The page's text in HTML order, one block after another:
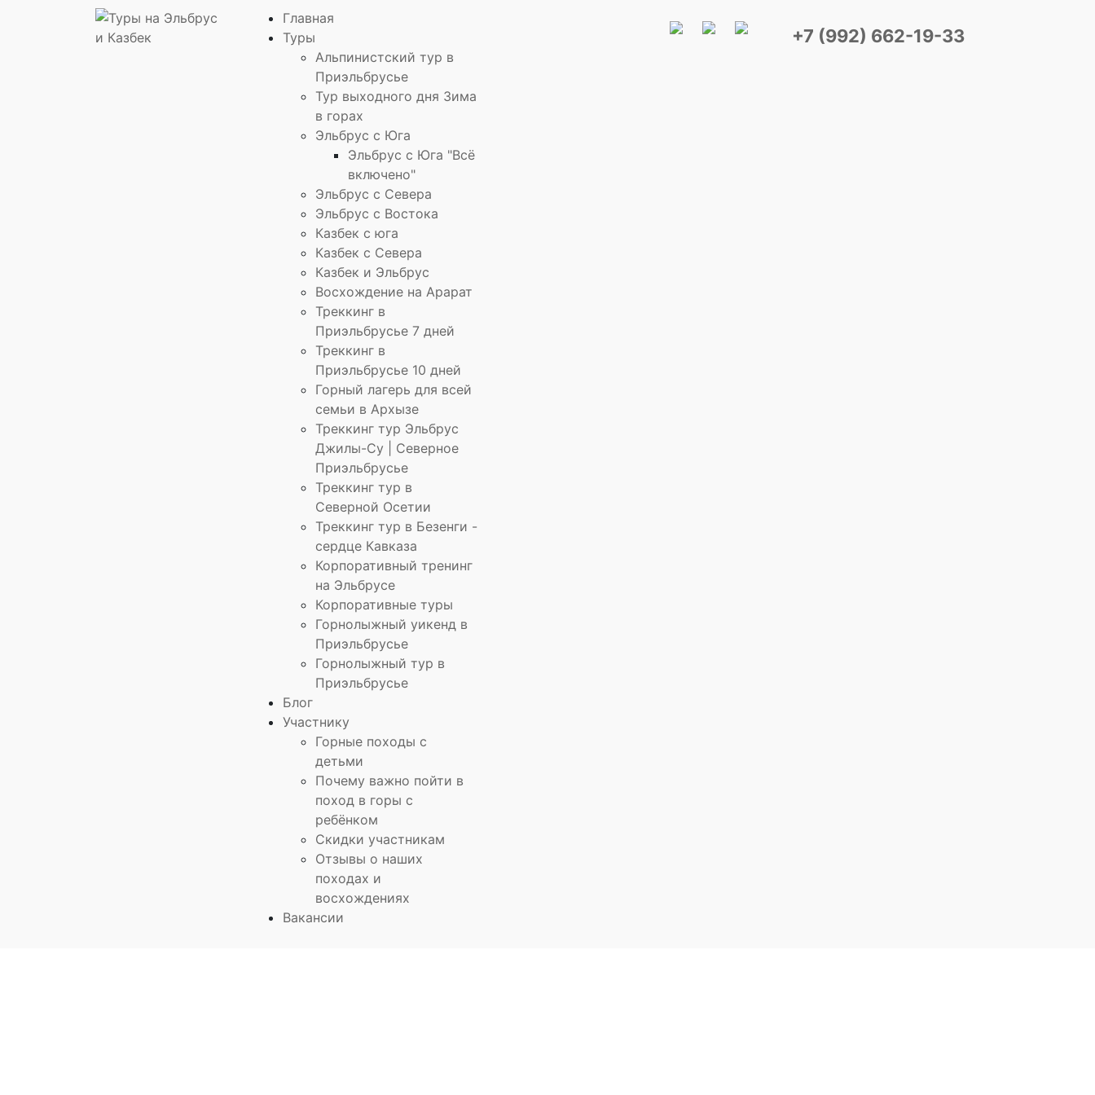
Главная
Туры
Альпинистский тур в
Приэльбрусье
Тур выходного дня Зима
в горах
Эльбрус с Юга
Эльбрус с Юга "Всё
включено"
Эльбрус с Севера
Эльбрус с Востока
Казбек с юга
Казбек с Севера
Казбек и Эльбрус
Восхождение на Арарат
Треккинг в
Приэльбрусье 7 дней
Треккинг в
Приэльбрусье 10 дней
Горный лагерь для всей
семьи в Архызе
Треккинг тур Эльбрус
Джилы-Су | Северное
Приэльбрусье
Треккинг тур в
Северной Осетии
Треккинг тур в Безенги -
сердце Кавказа
Корпоративный тренинг
на Эльбрусе
Корпоративные туры
Горнолыжный уикенд в
Приэльбрусье
Горнолыжный тур в
Приэльбрусье
Блог
Участнику
Горные походы с
детьми
Почему важно пойти в
поход в горы с
ребёнком
Скидки участникам
Отзывы о наших
походах и
восхождениях
Вакансии
+7 (992) 662-19-33